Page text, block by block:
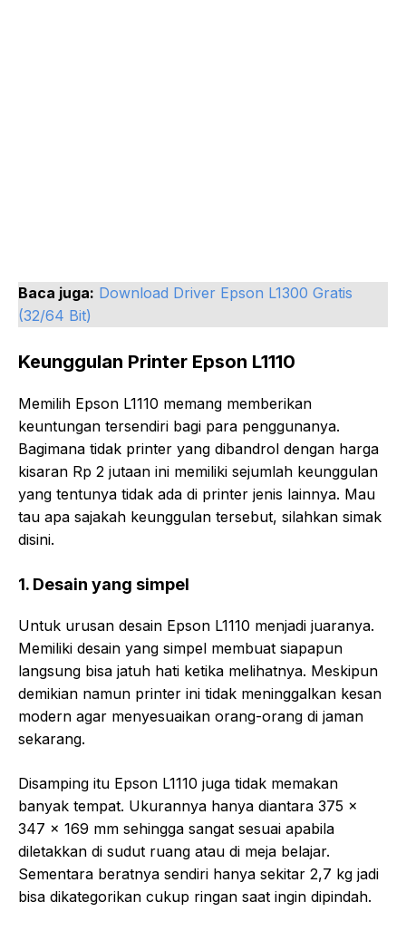
Baca juga: Download Driver Epson L1300 Gratis
(32/64 Bit)
Keunggulan Printer Epson L1110
Memilih Epson L1110 memang memberikan
keuntungan tersendiri bagi para penggunanya.
Bagimana tidak printer yang dibandrol dengan harga
kisaran Rp 2 jutaan ini memiliki sejumlah keunggulan
yang tentunya tidak ada di printer jenis lainnya. Mau
tau apa sajakah keunggulan tersebut, silahkan simak
disini.
1. Desain yang simpel
Untuk urusan desain Epson L1110 menjadi juaranya.
Memiliki desain yang simpel membuat siapapun
langsung bisa jatuh hati ketika melihatnya. Meskipun
demikian namun printer ini tidak meninggalkan kesan
modern agar menyesuaikan orang-orang di jaman
sekarang.
Disamping itu Epson L1110 juga tidak memakan
banyak tempat. Ukurannya hanya diantara 375 x
347 x 169 mm sehingga sangat sesuai apabila
diletakkan di sudut ruang atau di meja belajar.
Sementara beratnya sendiri hanya sekitar 2,7 kg jadi
bisa dikategorikan cukup ringan saat ingin dipindah.